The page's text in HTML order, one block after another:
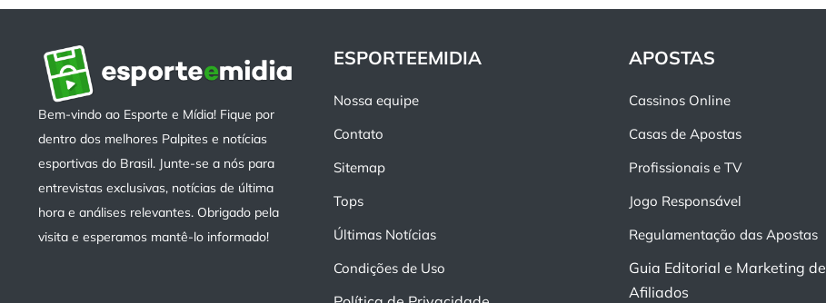
Bem-vindo ao Esporte e Mídia! Fique por
dentro dos melhores Palpites e notícias
esportivas do Brasil. Junte-se a nós para
entrevistas exclusivas, notícias de última
hora e análises relevantes. Obrigado pela
visita e esperamos mantê-lo informado!
ESPORTEEMIDIA
Nossa equipe
Contato
Sitemap
Tops
Últimas Notícias
Condições de Uso
APOSTAS
Cassinos Online
Casas de Apostas
Profissionais e TV
Jogo Responsável
Regulamentação das Apostas
Guia Editorial e Marketing de
Afiliados